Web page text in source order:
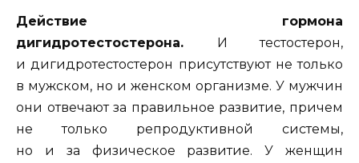
Действие гормона
дигидротестостерона. И тестостерон,
и дигидротестостерон присутствуют не только
в мужском, но и женском организме. У мужчин
они отвечают за правильное развитие, причем
не только репродуктивной системы,
но и за физическое развитие. У женщин